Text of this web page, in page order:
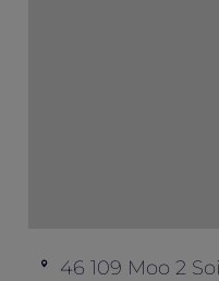
46 109 Moo 2